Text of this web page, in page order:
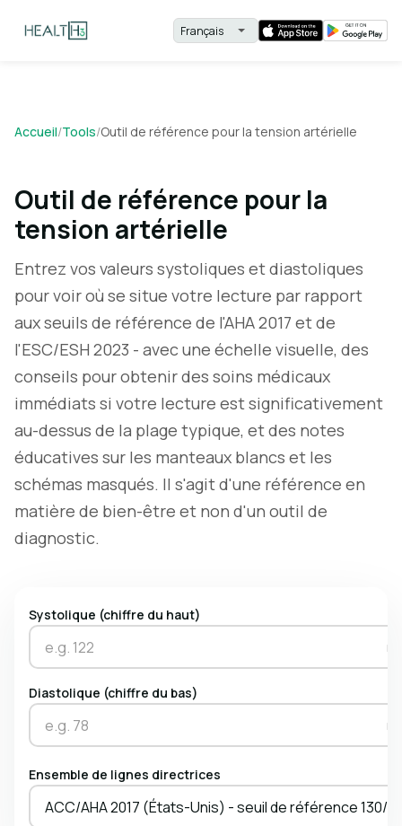
Accueil/Tools/Outil de référence pour la tension artérielle
Outil de référence pour la
tension artérielle
Entrez vos valeurs systoliques et diastoliques
pour voir où se situe votre lecture par rapport
aux seuils de référence de l'AHA 2017 et de
l'ESC/ESH 2023 - avec une échelle visuelle, des
conseils pour obtenir des soins médicaux
immédiats si votre lecture est significativement
au-dessus de la plage typique, et des notes
éducatives sur les manteaux blancs et les
schémas masqués. Il s'agit d'une référence en
matière de bien-être et non d'un outil de
diagnostic.
Systolique (chiffre du haut)
Diastolique (chiffre du bas)
Ensemble de lignes directrices
ACC/AHA 2017 (États-Unis) - seuil de référence 130/